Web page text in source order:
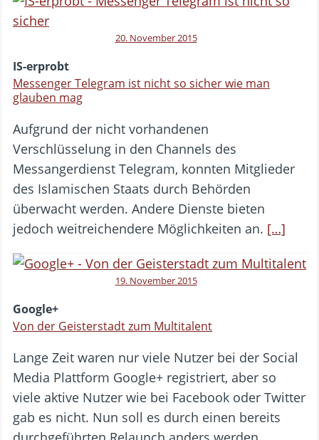
20. November 2015
IS-erprobt
Messenger Telegram ist nicht so sicher wie man
glauben mag
Aufgrund der nicht vorhandenen
Verschlüsselung in den Channels des
Messangerdienst Telegram, konnten Mitglieder
des Islamischen Staats durch Behörden
überwacht werden. Andere Dienste bieten
jedoch weitreichendere Möglichkeiten an. […]
19. November 2015
Google+
Von der Geisterstadt zum Multitalent
Lange Zeit waren nur viele Nutzer bei der Social
Media Plattform Google+ registriert, aber so
viele aktive Nutzer wie bei Facebook oder Twitter
gab es nicht. Nun soll es durch einen bereits